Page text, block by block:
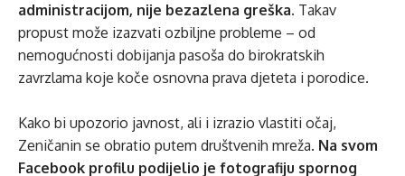
administracijom, nije bezazlena greška. Takav
propust može izazvati ozbiljne probleme – od
nemogućnosti dobijanja pasoša do birokratskih
zavrzlama koje koče osnovna prava djeteta i porodice.
Kako bi upozorio javnost, ali i izrazio vlastiti očaj,
Zeničanin se obratio putem društvenih mreža. Na svom
Facebook profilu podijelio je fotografiju spornog